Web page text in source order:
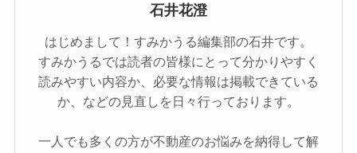
石井花澄
はじめまして！すみかうる編集部の石井です。
すみかうるでは読者の皆様にとって分かりやすく
読みやすい内容か、必要な情報は掲載できている
か、などの見直しを日々行っております。
一人でも多くの方が不動産のお悩みを納得して解